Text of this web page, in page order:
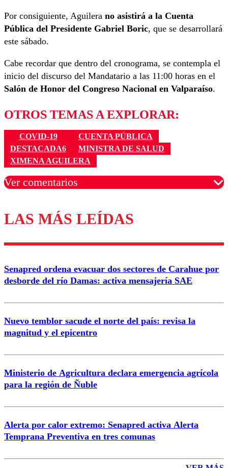
Por consiguiente, Aguilera no asistirá a la Cuenta
Pública del Presidente Gabriel Boric, que se desarrollará
este sábado.
Cabe recordar que dentro del cronograma, se contempla el
inicio del discurso del Mandatario a las 11:00 horas en el
Salón de Honor del Congreso Nacional en Valparaíso.
OTROS TEMAS A EXPLORAR:
COVID-19
CUENTA PÚBLICA
DESTACADA6
MINISTRA DE SALUD
XIMENA AGUILERA
Ver comentarios
Los comentarios son moderados para garantizar un
diálogo respetuoso.
Nombre
Correo
LAS MÁS LEÍDAS
Senapred ordena evacuar dos sectores de Carahue por
desborde del río Damas: activa mensajería SAE
Nuevo temblor sacude el norte del país: revisa la
magnitud y el epicentro
Ministerio de Agricultura declara emergencia agrícola
para la región de Ñuble
Alerta por calor extremo: Senapred activa Alerta
Temprana Preventiva en tres comunas